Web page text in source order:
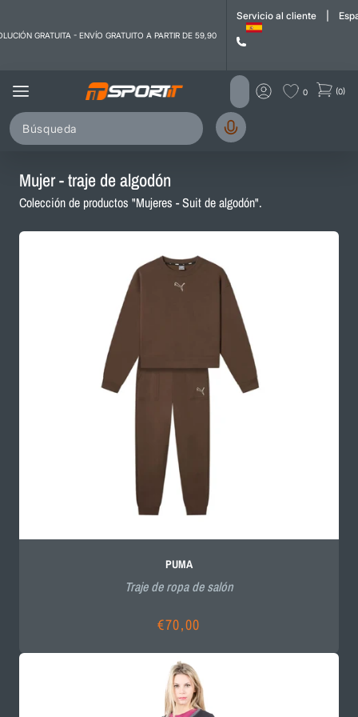
GRATUITA - ENVÍO GRATUITO A PARTIR DE 59,90
Servicio al cliente
0 (0)
Mujer - traje de algodón
Colección de productos "Mujeres - Suit de algodón".
PUMA
Traje de ropa de salón
Precio
habitual
€70,00